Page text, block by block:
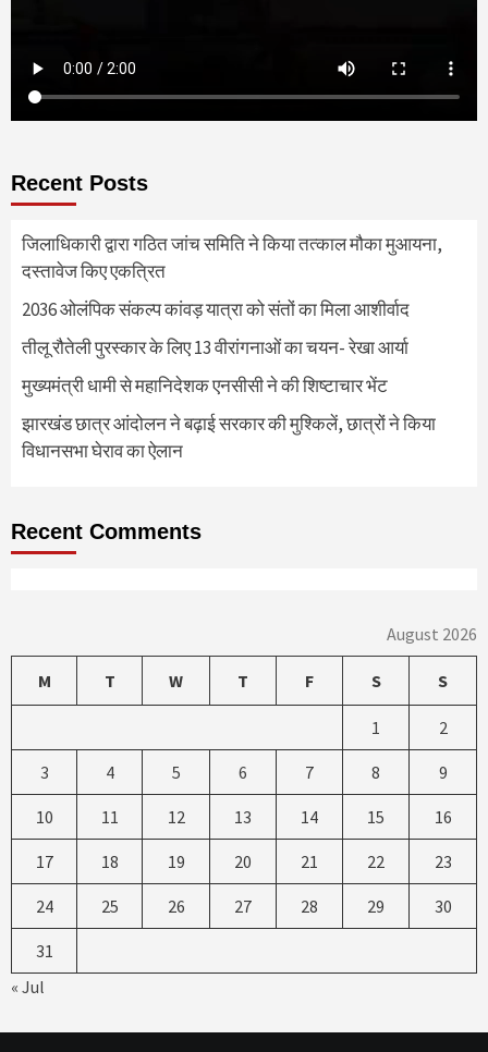
Recent Posts
जिलाधिकारी द्वारा गठित जांच समिति ने किया तत्काल मौका मुआयना,
दस्तावेज किए एकत्रित
2036 ओलंपिक संकल्प कांवड़ यात्रा को संतों का मिला आशीर्वाद
तीलू रौतेली पुरस्कार के लिए 13 वीरांगनाओं का चयन- रेखा आर्या
मुख्यमंत्री धामी से महानिदेशक एनसीसी ने की शिष्टाचार भेंट
झारखंड छात्र आंदोलन ने बढ़ाई सरकार की मुश्किलें, छात्रों ने किया
विधानसभा घेराव का ऐलान
Recent Comments
August 2026
M T W T F S S
1 2
3 4 5 6 7 8 9
10 11 12 13 14 15 16
17 18 19 20 21 22 23
24 25 26 27 28 29 30
31
« Jul